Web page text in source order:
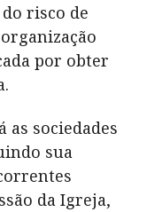
risco de
por obter
sociedades
sua
da Igreja,